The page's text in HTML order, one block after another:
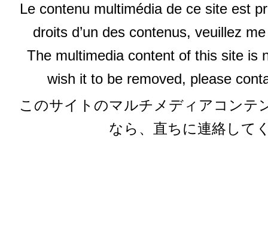
Le contenu multimédia de ce site est
droits d’un des contenus, veuillez
The multimedia content of this site is
wish it to be removed, please
このサイトのマルチメディアコンテ
なら、直ちに連絡して